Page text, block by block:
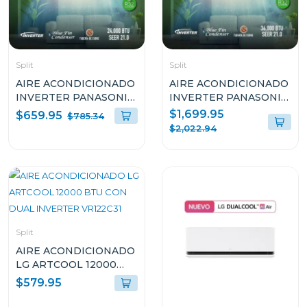
Split
AIRE ACONDICIONADO
INVERTER PANASONIC
DE 24000BTU Y SEER21
CSCUYU24AKV2
$659.95 $785.34
Split
AIRE ACONDICIONADO
INVERTER PANASONIC
DE 36000BTU SEER21
CSCUPU36AKV2
$1,699.95
$2,022.94
Split
AIRE ACONDICIONADO
LG ARTCOOL 12000
BTU CON DUAL
INVERTER VR122C31
$579.95